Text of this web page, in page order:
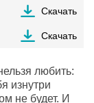
Скачать
Скачать
любить:
изнутри
не будет. И